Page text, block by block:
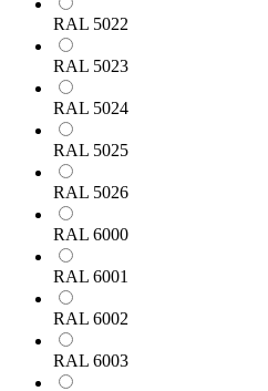
RAL 5022
RAL 5023
RAL 5024
RAL 5025
RAL 5026
RAL 6000
RAL 6001
RAL 6002
RAL 6003